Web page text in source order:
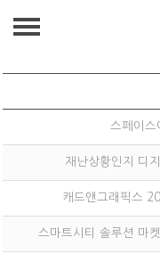
공지사항
공지사항
스페이스
재난상황인지 디
캐드앤그래픽스
스마트시티 솔루션 마